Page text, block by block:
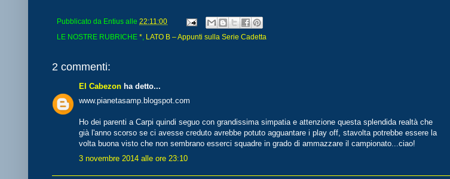
Pubblicato da Entius alle 22:11:00
LE NOSTRE RUBRICHE * LATO B – Appunti sulla Serie Cadetta
2 commenti:
El Cabezon ha detto...
www.pianetasamp.blogspot.com
Ho dei parenti a Carpi quindi seguo con grandissima simpatia e attenzione questa splendida realtà che
già l'anno scorso se ci avesse creduto avrebbe potuto agguantare i play off, stavolta potrebbe essere la
volta buona visto che non sembrano esserci squadre in grado di ammazzare il campionato...ciao!
3 novembre 2014 alle ore 23:10